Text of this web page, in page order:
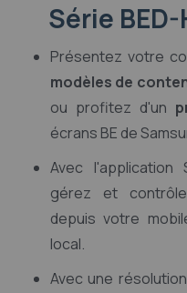
Série
Présentez votre
modèles de
ou profitez d'un
écrans BE de
Avec l'application
gérez et
depuis votre
local.
Avec une